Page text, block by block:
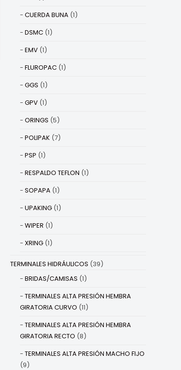
CUERDA BUNA (1)
DSMC (1)
EMV (1)
FLUROPAC (1)
GGS (1)
GPV (1)
ORINGS (5)
POLIPAK (7)
PSP (1)
RESPALDO TEFLON (1)
SOPAPA (1)
UPAKING (1)
WIPER (1)
XRING (1)
TERMINALES HIDRÁULICOS (39)
BRIDAS/CAMISAS (1)
TERMINALES ALTA PRESIÓN HEMBRA
GIRATORIA CURVO (11)
TERMINALES ALTA PRESIÓN HEMBRA
GIRATORIA RECTO (8)
TERMINALES ALTA PRESIÓN MACHO FIJO
(9)